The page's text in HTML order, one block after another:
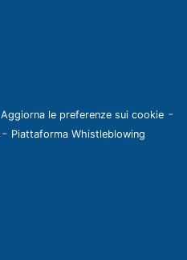
Aggiorna le preferenze sui cookie -
- Piattaforma Whistleblowing